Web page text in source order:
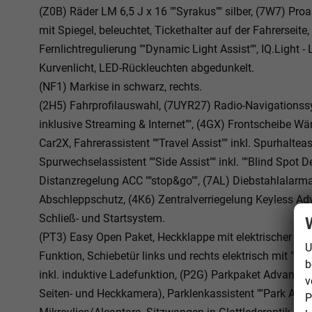
(Z0B) Räder LM 6,5 J x 16 ""Syrakus"" silber, (7W7)
mit Spiegel, beleuchtet, Tickethalter auf der
Fernlichtregulierung ""Dynamic Light Assist"", IQ.Light
Kurvenlicht, LED-Rückleuchten abgedunkelt.
(NF1) Markise in schwarz, rechts.
(2H5) Fahrprofilauswahl, (7UYR27) Radio-
inklusive Streaming & Internet"", (4GX) Frontscheibe
Car2X, Fahrerassistent ""Travel Assist"" inkl.
Spurwechselassistent ""Side Assist"" inkl. ""Blind Spot
Distanzregelung ACC ""stop&go"", (7AL)
Abschleppschutz, (4K6) Zentralverriegelung Keyless
Schließ- und Startsystem.
(PT3) Easy Open Paket, Heckklappe mit elektrischer
Funktion, Schiebetür links und rechts elektrisch mit
inkl. induktive Ladefunktion, (P2G) Parkpaket
Seiten- und Heckkamera), Parklenkassistent ""Park